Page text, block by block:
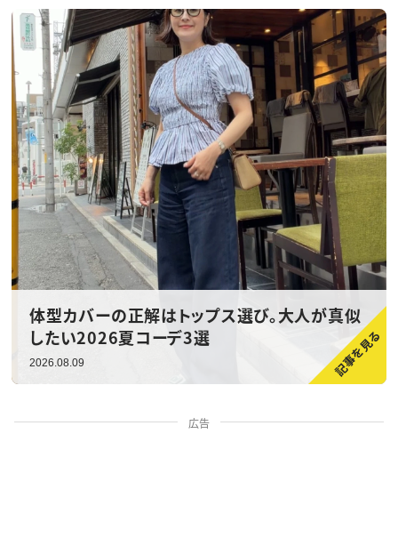
体型カバーの正解はトップス選び。大人が真似
したい2026夏コーデ3選
2026.08.09
広告